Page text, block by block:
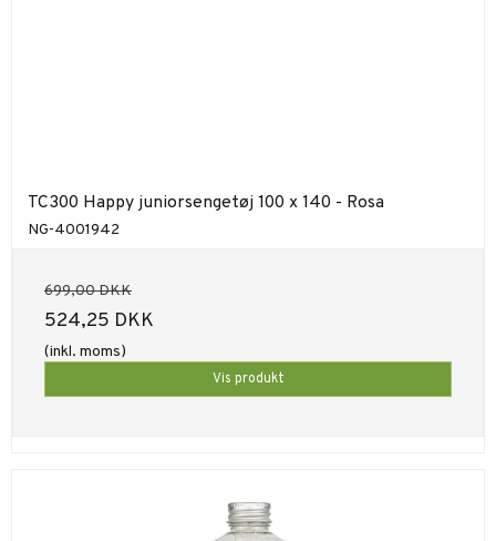
TC300 Happy juniorsengetøj 100 x 140 - Rosa
NG-4001942
699,00 DKK
524,25 DKK
(inkl. moms)
Vis produkt